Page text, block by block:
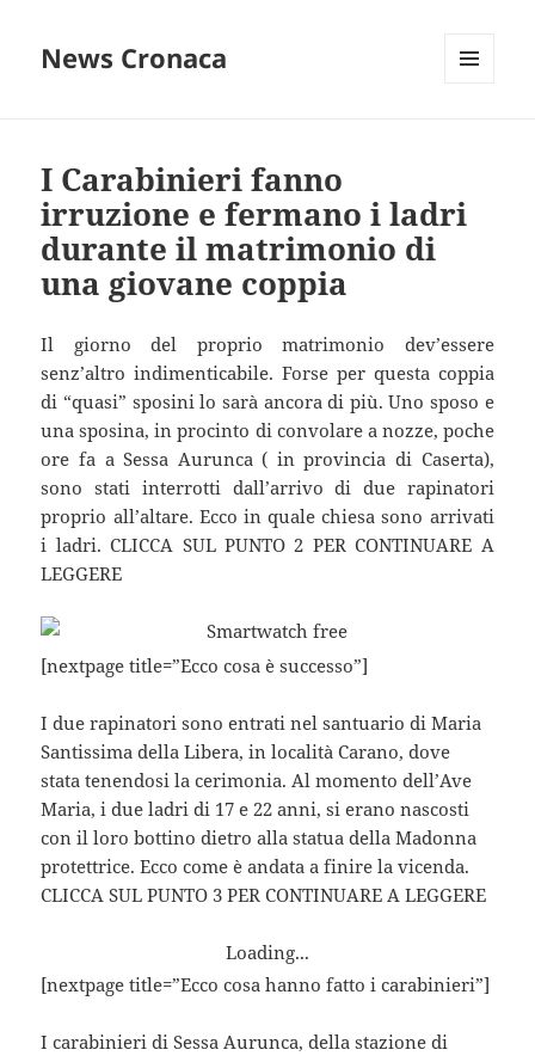
News Cronaca
I Carabinieri fanno
irruzione e fermano i ladri
durante il matrimonio di
una giovane coppia
Il giorno del proprio matrimonio dev’essere
senz’altro indimenticabile. Forse per questa coppia
di “quasi” sposini lo sarà ancora di più. Uno sposo e
una sposina, in procinto di convolare a nozze, poche
ore fa a Sessa Aurunca ( in provincia di Caserta),
sono stati interrotti dall’arrivo di due rapinatori
proprio all’altare. Ecco in quale chiesa sono arrivati
i ladri. CLICCA SUL PUNTO 2 PER CONTINUARE A
LEGGERE
[nextpage title=”Ecco cosa è successo”]
I due rapinatori sono entrati nel santuario di Maria
Santissima della Libera, in località Carano, dove
stata tenendosi la cerimonia. Al momento dell’Ave
Maria, i due ladri di 17 e 22 anni, si erano nascosti
con il loro bottino dietro alla statua della Madonna
protettrice. Ecco come è andata a finire la vicenda.
CLICCA SUL PUNTO 3 PER CONTINUARE A LEGGERE
Loading...
[nextpage title=”Ecco cosa hanno fatto i carabinieri”]
I carabinieri di Sessa Aurunca, della stazione di